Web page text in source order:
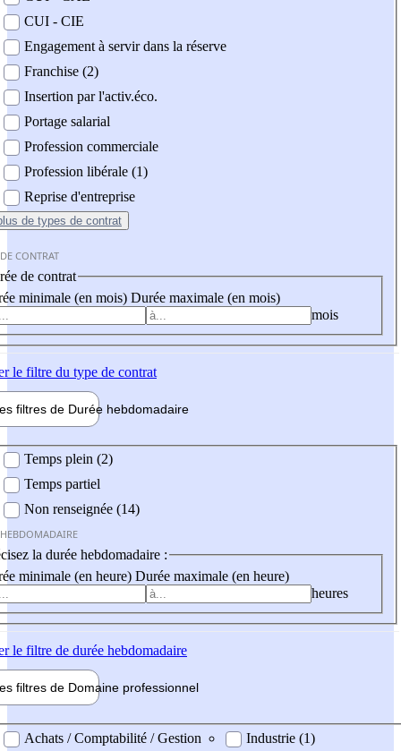
CUI - CIE
Engagement à servir dans la réserve
Franchise (2)
Insertion par l'activ.éco.
Portage salarial
Profession commerciale
Profession libérale (1)
Reprise d'entreprise
de types de contrat
CONTRAT
de contrat
minimale (en mois) Durée maximale (en mois)
mois
le filtre du type de contrat
filtres de Durée hebdomadaire
Temps plein (2)
Temps partiel
Non renseignée (14)
la durée hebdomadaire :
minimale (en heure) Durée maximale (en heure)
heures
le filtre de durée hebdomadaire
filtres de Domaine professionnel
professionel
Achats / Comptabilité / Gestion
Industrie (1)